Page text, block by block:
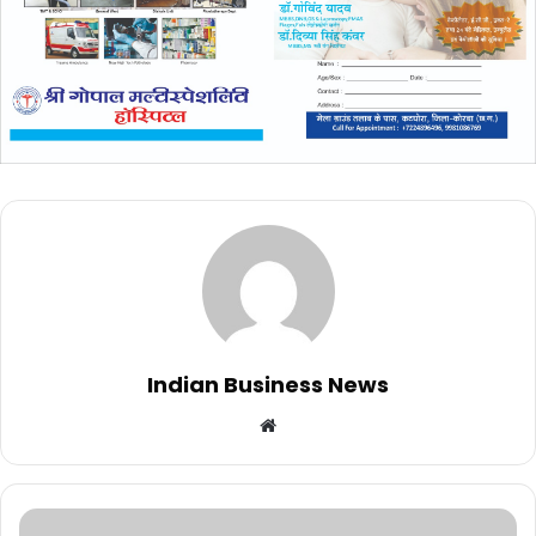
Indian Business News
Website